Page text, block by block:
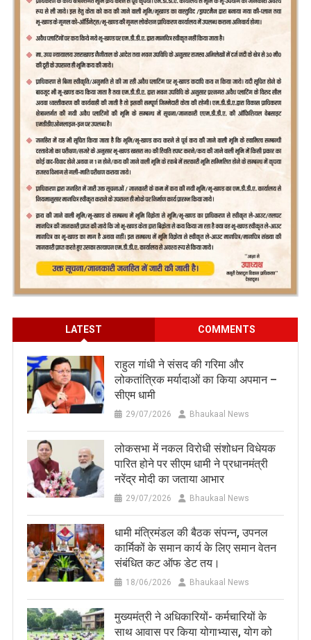
LATEST COMMENTS
राहुल गांधी ने संसद की गरिमा और
लोकतांत्रिक मर्यादाओं का किया अपमान –
सीएम धामी
29/07/2026 Bhaukaal News
लोकसभा में नकल विरोधी संशोधन विधेयक
पारित होने पर सीएम धामी ने प्रधानमंत्री
नरेंद्र मोदी का जताया आभार
29/07/2026 Bhaukaal News
धामी मंत्रिमंडल की बैठक संपन्न, उपनल
कार्मिकों के समान कार्य के लिए समान वेतन
संबंधित कट ऑफ डेट तय।
18/06/2026 Bhaukaal News
मुख्यमंत्री ने अधिकारियों- कर्मचारियों के
साथ आवास पर किया योगाभ्यास, योग को